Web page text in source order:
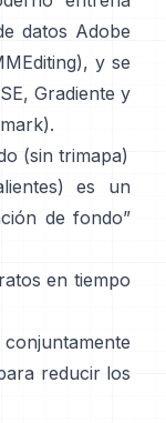
datos Adobe
), y se
Gradiente y
).
(sin trimapa)
es un
de fondo”
en tiempo
conjuntamente
reducir los